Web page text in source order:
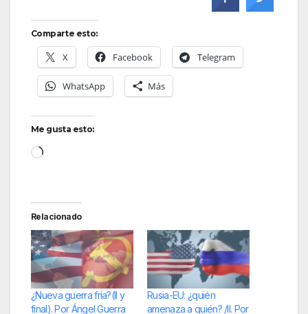
Comparte esto:
X Facebook Telegram
WhatsApp Más
Me gusta esto:
Cargando...
Relacionado
¿Nueva guerra fría?(II y
final). Por Ángel Guerra
Rusia-EU: ¿quién
amenaza a quién? /II. Por